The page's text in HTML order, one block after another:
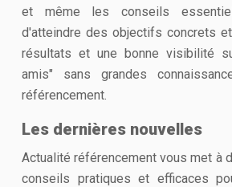
et même les conseils
d'atteindre des objectifs concrets
résultats et une bonne visibilité
amis" sans grandes
référencement.
Les dernières nouvelles
Actualité référencement vous met à
conseils pratiques et efficaces